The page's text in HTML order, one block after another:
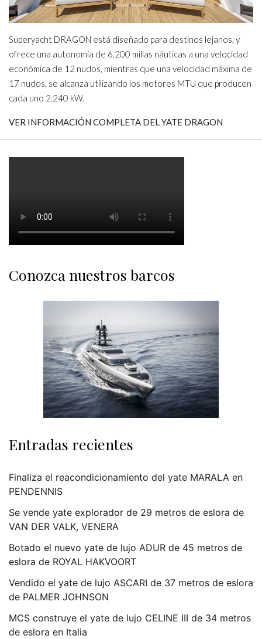
Superyacht DRAGON está diseñado para destinos lejanos, y
ofrece una autonomía de 6.200 millas náuticas a una velocidad
económica de 12 nudos, mientras que una velocidad máxima de
17 nudos, se alcanza utilizando los motores MTU que producen
cada uno 2.240 kW.
VER INFORMACIÓN COMPLETA DEL YATE DRAGON
Conozca nuestros barcos
Entradas recientes
Finaliza el reacondicionamiento del yate MARALA en
PENDENNIS
Se vende yate explorador de 29 metros de eslora de
VAN DER VALK, VENERA
Botado el nuevo yate de lujo ADUR de 45 metros de
eslora de ROYAL HAKVOORT
Vendido el yate de lujo ASCARI de 37 metros de eslora
de PALMER JOHNSON
MCS construye el yate de lujo CELINE III de 34 metros
de eslora en Italia